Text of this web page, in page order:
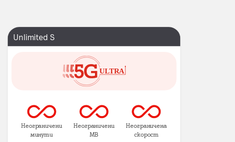
Unlimited S
Неограничени
минути
Неограничени
MB
Неограничена
скорост